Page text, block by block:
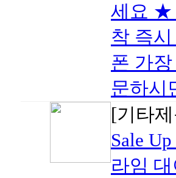
세요 ★
착 즉
폰 가
문하시
[기타
Sale
라임